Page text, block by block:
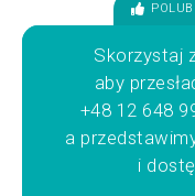
POLUB
Skorzystaj
aby
+48 12 648
a
i